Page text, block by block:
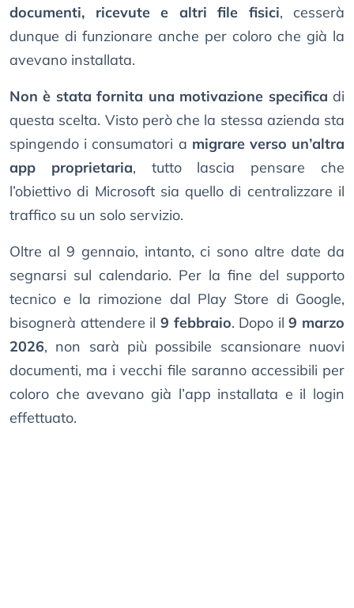
documenti, ricevute e altri file fisici, cesserà
dunque di funzionare anche per coloro che già la
avevano installata.
Non è stata fornita una motivazione specifica di
questa scelta. Visto però che la stessa azienda sta
spingendo i consumatori a migrare verso un’altra
app proprietaria, tutto lascia pensare che
l’obiettivo di Microsoft sia quello di centralizzare il
traffico su un solo servizio.
Oltre al 9 gennaio, intanto, ci sono altre date da
segnarsi sul calendario. Per la fine del supporto
tecnico e la rimozione dal Play Store di Google,
bisognerà attendere il 9 febbraio. Dopo il9 marzo
2026, non sarà più possibile scansionare nuovi
documenti, ma i vecchi file saranno accessibili per
coloro che avevano già l’app installata e il login
effettuato.